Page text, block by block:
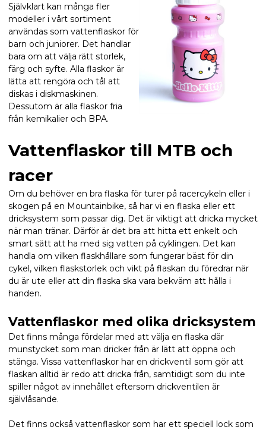
Självklart kan många fler
modeller i vårt sortiment
användas som vattenflaskor för
barn och juniorer. Det handlar
bara om att välja rätt storlek,
färg och syfte. Alla flaskor är
lätta att rengöra och tål att
diskas i diskmaskinen.
Dessutom är alla flaskor fria
från kemikalier och BPA.
Vattenflaskor till MTB och
racer
Om du behöver en bra flaska för turer på racercykeln eller i
skogen på en Mountainbike, så har vi en flaska eller ett
dricksystem som passar dig. Det är viktigt att dricka mycket
när man tränar. Därför är det bra att hitta ett enkelt och
smart sätt att ha med sig vatten på cyklingen. Det kan
handla om vilken flaskhållare som fungerar bäst för din
cykel, vilken flaskstorlek och vikt på flaskan du föredrar när
du är ute eller att din flaska ska vara bekväm att hålla i
handen.
Vattenflaskor med olika dricksystem
Det finns många fördelar med att välja en flaska där
munstycket som man dricker från är lätt att öppna och
stänga. Vissa vattenflaskor har en drickventil som gör att
flaskan alltid är redo att dricka från, samtidigt som du inte
spiller något av innehållet eftersom drickventilen är
självlåsande.
Det finns också vattenflaskor som har ett speciell lock som